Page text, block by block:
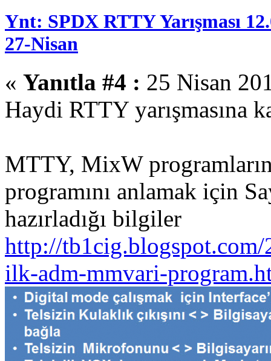
Ynt: SPDX RTTY Yarışması
27-Nisan
« Yanıtla #4 : 25 Nisan
Haydi RTTY yarışmasına
MTTY, MixW
programını anlamak için
hazırladığı bilgiler
http://
ilk-adm-mmvari-